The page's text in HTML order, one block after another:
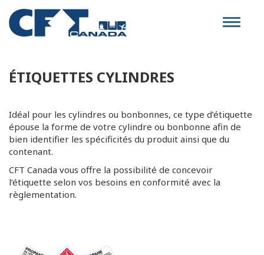
Toggle
ÉTIQUETTES CYLINDRES
Idéal pour les cylindres ou bonbonnes, ce type d’étiquette
épouse la forme de votre cylindre ou bonbonne afin de
bien identifier les spécificités du produit ainsi que du
contenant.
CFT Canada vous offre la possibilité de concevoir
l’étiquette selon vos besoins en conformité avec la
règlementation.